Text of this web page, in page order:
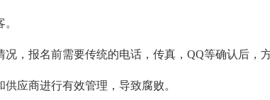
，报名前需要传统的电话，传真，QQ等确认后，方
应商进行有效管理，导致腐败。